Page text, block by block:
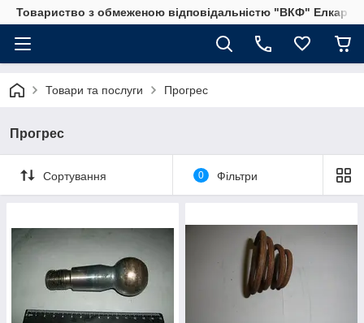
Товариство з обмеженою відповідальністю "ВКФ" Елкар"
Товари та послуги Прогрес
Прогрес
Сортування 0 Фільтри